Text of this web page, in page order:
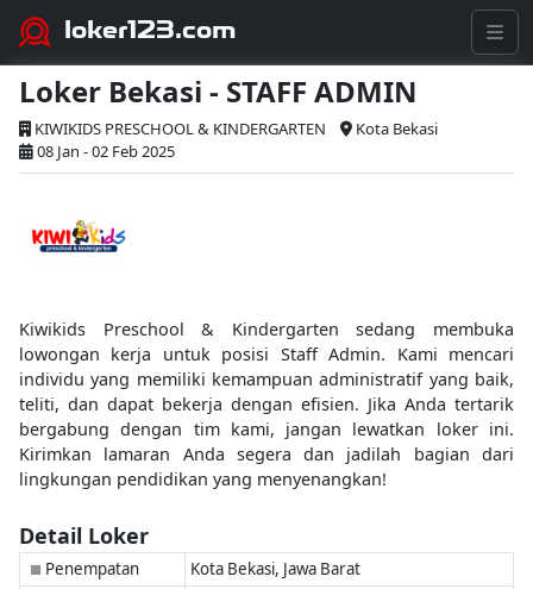
loker123.com
Loker Bekasi - STAFF ADMIN
KIWIKIDS PRESCHOOL & KINDERGARTEN
Kota Bekasi
08 Jan - 02 Feb 2025
Kiwikids Preschool & Kindergarten sedang membuka
lowongan kerja untuk posisi Staff Admin. Kami mencari
individu yang memiliki kemampuan administratif yang baik,
teliti, dan dapat bekerja dengan efisien. Jika Anda tertarik
bergabung dengan tim kami, jangan lewatkan loker ini.
Kirimkan lamaran Anda segera dan jadilah bagian dari
lingkungan pendidikan yang menyenangkan!
Detail Loker
■ Penempatan Kota Bekasi, Jawa Barat